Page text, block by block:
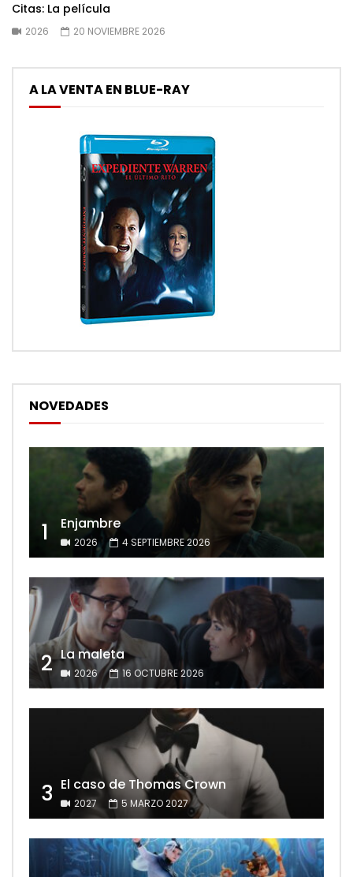
Citas: La película
2026 20 NOVIEMBRE 2026
A LA VENTA EN BLUE-RAY
NOVEDADES
1 Enjambre
2026 4 SEPTIEMBRE 2026
2 La maleta
2026 16 OCTUBRE 2026
3 El caso de Thomas Crown
2027 5 MARZO 2027